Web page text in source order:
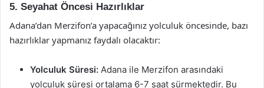
5. Seyahat Öncesi Hazırlıklar
Adana’dan Merzifon’a yapacağınız yolculuk öncesinde, bazı
hazırlıklar yapmanız faydalı olacaktır:
Yolculuk Süresi: Adana ile Merzifon arasındaki
yolculuk süresi ortalama 6-7 saat sürmektedir. Bu